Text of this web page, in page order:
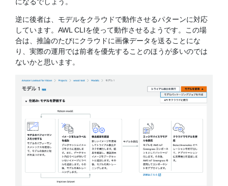
逆に後者は、モデルをクラウドで動作させるパターンに対応
しています。AWL CLIを使って動作させるようです。この場
合は、推論のたびにクラウドに画像データを送ることにな
り、実際の運用では前者を優先することのほうが多いのでは
ないかと思います。